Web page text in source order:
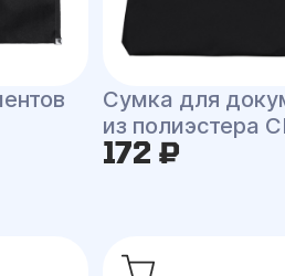
Сумка для
из полиэстера
172 ₽